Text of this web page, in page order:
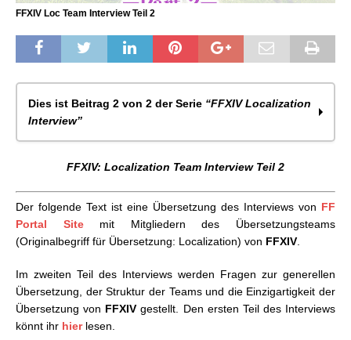
FFXIV Loc Team Interview Teil 2
Dies ist Beitrag 2 von 2 der Serie “FFXIV Localization
Interview”
FFXIV: Localization Team Interview Teil 1
FFXIV: Localization Team Interview Teil 2
Der folgende Text ist eine Übersetzung des Interviews von FF
Portal Sitemit Mitgliedern des Übersetzungsteams
(Originalbegriff für Übersetzung: Localization) von FFXIV
Im zweiten Teil des Interviews werden Fragen zur generellen
Übersetzung, der Struktur der Teams und die Einzigartigkeit der
Übersetzung von FFXIV gestellt. Den ersten Teil des Interviews
könnt ihr hierlesen.